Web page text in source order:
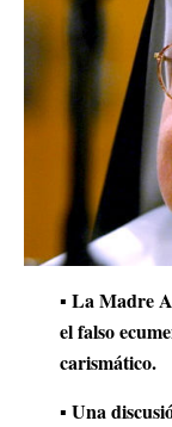
▪ La Madre
el falso
carismático.
▪ Una